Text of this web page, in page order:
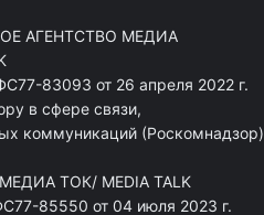
АГЕНТСТВО МЕДИА
83093 от 26 апреля 2022 г.
в сфере связи,
коммуникаций (Роскомнадзор)
ТОК/ MEDIA TALK
85550 от 04 июля 2023 г.